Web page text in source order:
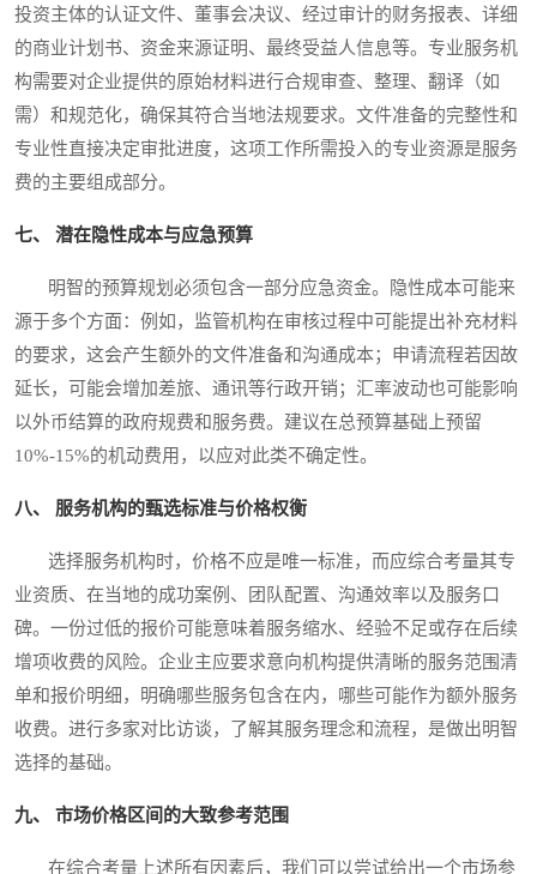
投资主体的认证文件、董事会决议、经过审计的财务报表、详细
的商业计划书、资金来源证明、最终受益人信息等。专业服务机
构需要对企业提供的原始材料进行合规审查、整理、翻译（如
需）和规范化，确保其符合当地法规要求。文件准备的完整性和
专业性直接决定审批进度，这项工作所需投入的专业资源是服务
费的主要组成部分。
七、 潜在隐性成本与应急预算
明智的预算规划必须包含一部分应急资金。隐性成本可能来
源于多个方面：例如，监管机构在审核过程中可能提出补充材料
的要求，这会产生额外的文件准备和沟通成本；申请流程若因故
延长，可能会增加差旅、通讯等行政开销；汇率波动也可能影响
以外币结算的政府规费和服务费。建议在总预算基础上预留
10%-15%的机动费用，以应对此类不确定性。
八、 服务机构的甄选标准与价格权衡
选择服务机构时，价格不应是唯一标准，而应综合考量其专
业资质、在当地的成功案例、团队配置、沟通效率以及服务口
碑。一份过低的报价可能意味着服务缩水、经验不足或存在后续
增项收费的风险。企业主应要求意向机构提供清晰的服务范围清
单和报价明细，明确哪些服务包含在内，哪些可能作为额外服务
收费。进行多家对比访谈，了解其服务理念和流程，是做出明智
选择的基础。
九、 市场价格区间的大致参考范围
在综合考量上述所有因素后，我们可以尝试给出一个市场参